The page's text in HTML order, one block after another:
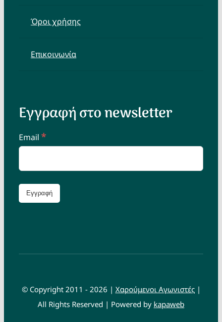
Όροι χρήσης
Επικοινωνία
Εγγραφή στο newsletter
Email *
© Copyright 2011 - 2026 | Χαρούμενοι Αγωνιστές|
All Rights Reserved | Powered by kapaweb